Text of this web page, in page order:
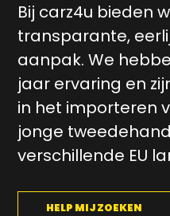
Bij carz4u bieden
transparante,
aanpak. We
jaar ervaring en
in het importeren
jonge
verschillende EU
HELP MIJ ZOEKEN